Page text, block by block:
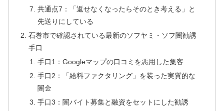
共通点7：「返せなくなったらそのとき考える」と
先送りにしている
石巻市で確認されている最新のソフヤミ・ソフ闇勧誘
手口
手口1：Googleマップの口コミを悪用した集客
手口2：「給料ファクタリング」を装った実質的な
闇金
手口3：闇バイト募集と融資をセットにした勧誘